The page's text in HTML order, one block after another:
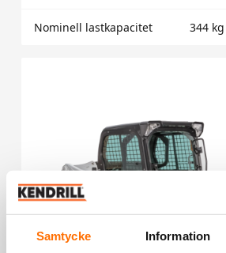
Samtycke Information
Nominell lastkapacitet 344 kg